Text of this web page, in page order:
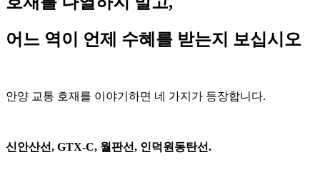
어느 역이 언제 수혜를 받는지 보십시오
안양 교통 호재를 이야기하면 네 가지가 등장합니다.
신안산선, GTX-C, 월판선, 인덕원동탄선.